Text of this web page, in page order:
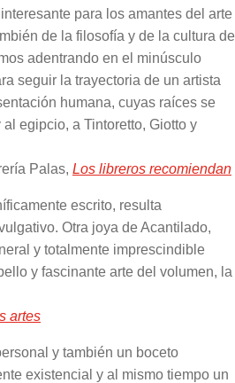
para los amantes del arte
de la filosofía y de la cultura de
adentrando en el minúsculo
seguir la trayectoria de un artista
humana, cuyas raíces se
egipcio, a Tintoretto, Giotto y
Palas, Los libreros recomiendan
escrito, resulta
Otra joya de Acantilado,
y totalmente imprescindible
y fascinante arte del volumen, la
artes
y también un boceto
existencial y al mismo tiempo un